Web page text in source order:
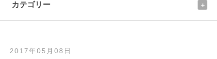
カテゴリー
2017年05月08日